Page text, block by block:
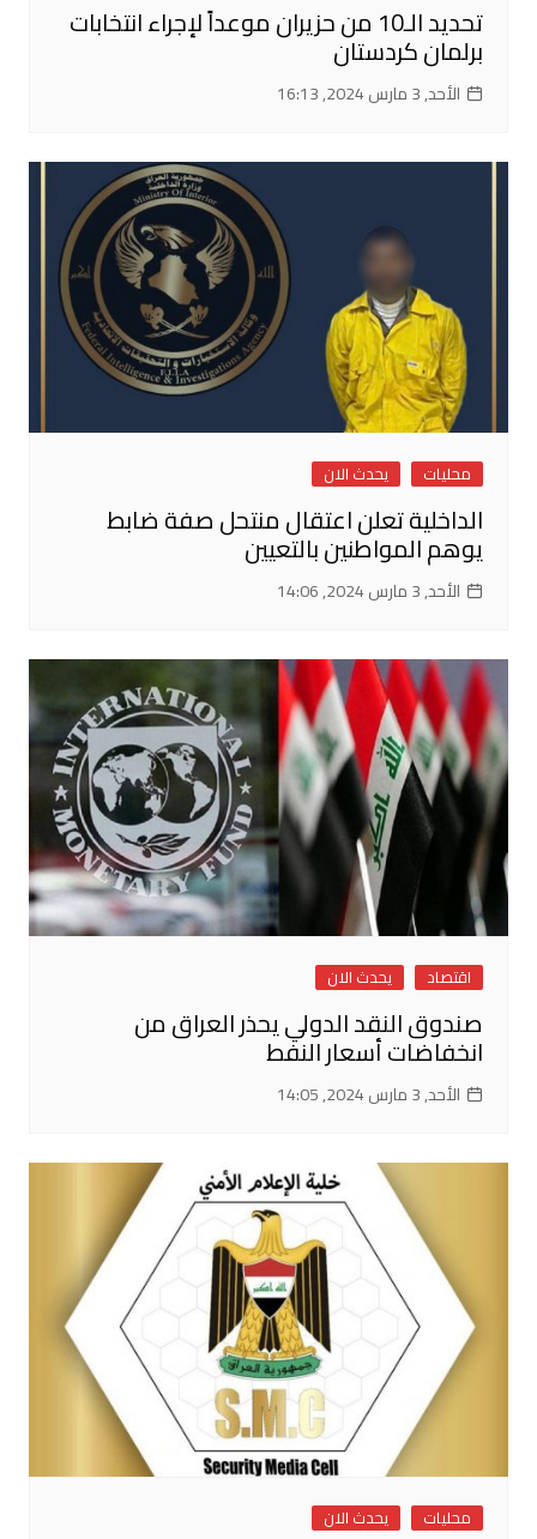
تحديد الـ10 من حزيران موعداً لإجراء انتخابات
برلمان كردستان
الأحد, 3 مارس 2024, 16:13
محليات يحدث الان
الداخلية تعلن اعتقال منتحل صفة ضابط
يوهم المواطنين بالتعيين
الأحد, 3 مارس 2024, 14:06
اقتصاد يحدث الان
صندوق النقد الدولي يحذر العراق من
انخفاضات أسعار النفط
الأحد, 3 مارس 2024, 14:05
محليات يحدث الان